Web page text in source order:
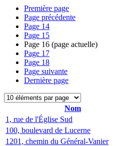
Première page
Page précédente
Page 14
Page 15
Page 16 (page actuelle)
Page 17
Page 18
Page suivante
Dernière page
Nom
1, rue de l'Église Sud
100, boulevard de Lucerne
1201, chemin du Général-Vanier